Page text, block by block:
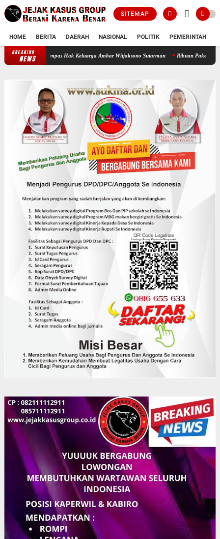
SITEMAP
HOME BERITA DAERAH NASIONAL POLITIK PEMERINTAH
BREAKING
NEWSOknum Polisi Kebon Jeruk Jadi Backing Mafia Tanah Merampas Hak